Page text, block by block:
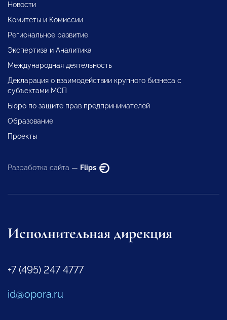
Новости
Комитеты и Комиссии
Региональное развитие
Экспертиза и Аналитика
Международная деятельность
Декларация о взаимодействии крупного бизнеса с
субъектами МСП
Бюро по защите прав предпринимателей
Образование
Проекты
Разработка сайта — Flips
Исполнительная дирекция
+7 (495) 247 4777
id@opora.ru